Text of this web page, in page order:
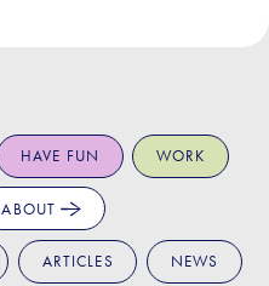
HAVE FUN WORK
ABOUT
ARTICLES NEWS